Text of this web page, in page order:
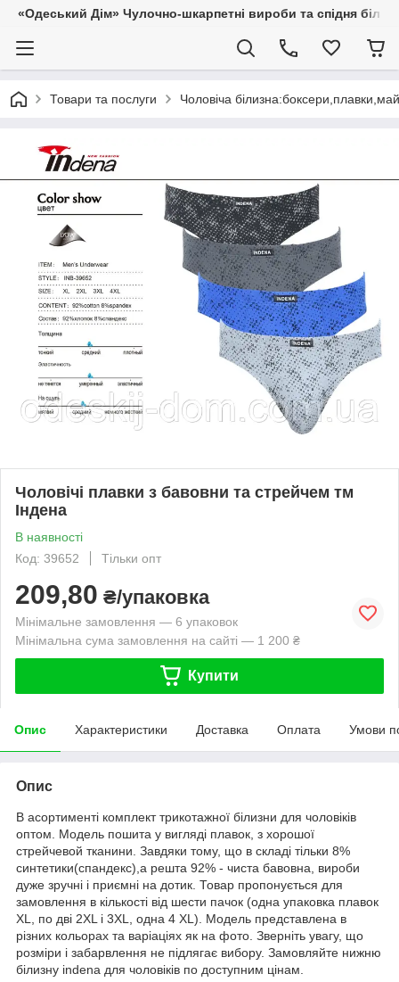
«Одеський Дім» Чулочно-шкарпетні вироби та спідня
Товари та послуги Чоловіча
Чоловічі плавки з бавовни та стрейчем тм
Індена
В наявності
Код: 39652
Тільки опт
209,80 ₴/упаковка
Мінімальне замовлення — 6 упаковок
Мінімальна сума замовлення на сайті — 1 200 ₴
Купити
Опис Характеристики Доставка Оплата Умови
Опис
В асортименті комплект трикотажної білизни для чоловіків
оптом. Модель пошита у вигляді плавок, з хорошої
стрейчевой тканини. Завдяки тому, що в складі тільки 8%
синтетики(спандекс),а решта 92% - чиста бавовна, вироби
дуже зручні і приємні на дотик. Товар пропонується для
замовлення в кількості від шести пачок (одна упаковка плавок
XL, по дві 2XL і 3XL, одна 4 XL). Модель представлена в
різних кольорах та варіаціях як на фото. Зверніть увагу, що
розміри і забарвлення не підлягає вибору. Замовляйте нижню
білизну indena для чоловіків по доступним цінам.